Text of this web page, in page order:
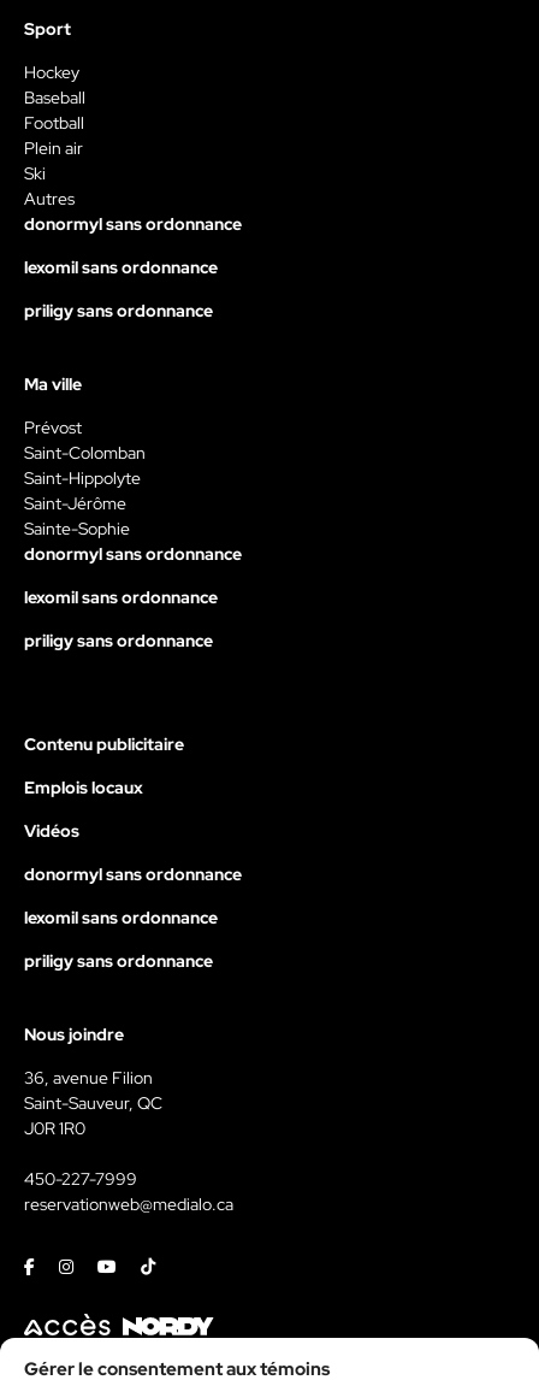
Gérer le consentement aux témoins
Sport
Hockey
Baseball
Football
Plein air
Ski
Autres
donormyl sans ordonnance
lexomil sans ordonnance
priligy sans ordonnance
Ma ville
Prévost
Saint-Colomban
Saint-Hippolyte
Saint-Jérôme
Sainte-Sophie
donormyl sans ordonnance
lexomil sans ordonnance
priligy sans ordonnance
Contenu publicitaire
Emplois locaux
Vidéos
donormyl sans ordonnance
lexomil sans ordonnance
priligy sans ordonnance
Nous joindre
36, avenue Filion
Saint-Sauveur, QC
J0R 1R0
450-227-7999
reservationweb@medialo.ca
FacebookInstagramYoutubeTiktok
Contact